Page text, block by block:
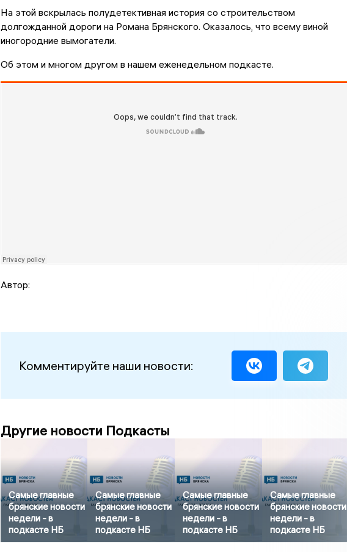
На этой вскрылась полудетективная история со строительством
долгожданной дороги на Романа Брянского. Оказалось, что всему виной
иногородние вымогатели.
Об этом и многом другом в нашем еженедельном подкасте.
Автор:
Комментируйте наши новости:
Другие новости Подкасты
Самые главные
брянские новости
недели - в
подкасте НБ
Самые главные
брянские новости
недели - в
подкасте НБ
Самые главные
брянские новости
недели - в
подкасте НБ
Самые главные
брянские новости
недели - в
подкасте НБ